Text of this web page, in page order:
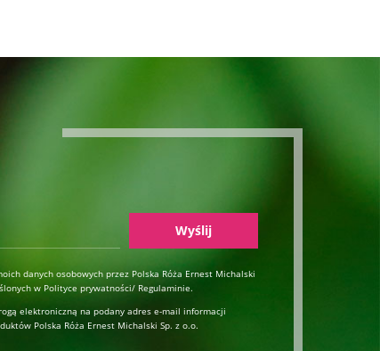
Wyślij
danych osobowych przez Polska Róża Ernest Michalski
w Polityce prywatności/ Regulaminie.
elektroniczną na podany adres e-mail informacji
Polska Róża Ernest Michalski Sp. z o.o.